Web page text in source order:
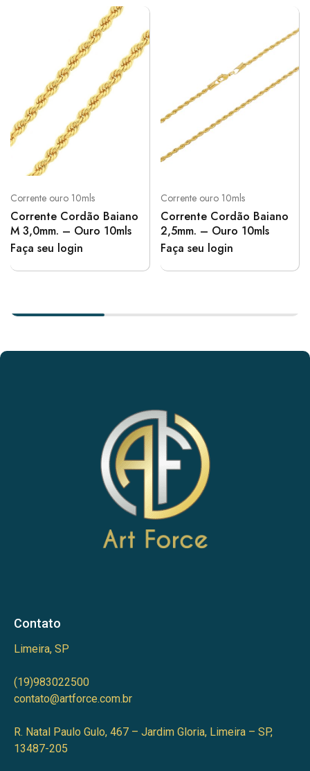
Corrente ouro 10mls
Corrente Cordão Baiano
M 3,0mm. – Ouro 10mls
Faça seu login
Corrente ouro 10mls
Corrente Cordão Baiano
2,5mm. – Ouro 10mls
Faça seu login
Contato
Limeira, SP
(19)983022500
contato@artforce.com.br
R. Natal Paulo Gulo, 467 – Jardim Gloria, Limeira – SP,
13487-205